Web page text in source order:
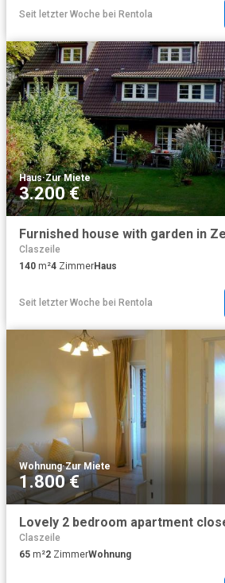
Seit letzter Woche bei Rentola
Haus·Zur Miete
3.200 €
Claszeile
140 m²4 ZimmerHaus
Seit letzter Woche bei Rentola
Wohnung·Zur Miete
1.800 €
Claszeile
65 m²2 ZimmerWohnung